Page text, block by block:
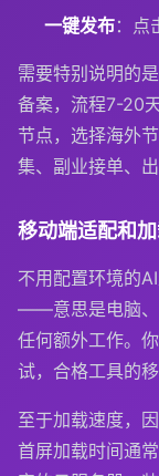
一键发布：点
需要特别说明的是
备案，流程7-20
节点，选择海外
集、副业接单、
移动端适配和
不用配置环境的
——意思是电脑、
任何额外工作。
试，合格工具的
至于加载速度，
首屏加载时间通